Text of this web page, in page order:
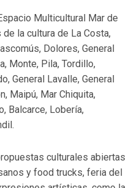
Multicultural Mar de
la cultura de La Costa,
Dolores, General
Monte, Pila, Tordillo,
General Lavalle, General
Maipú, Mar Chiquita,
Balcarce, Lobería,
culturales abiertas
y food trucks, feria del